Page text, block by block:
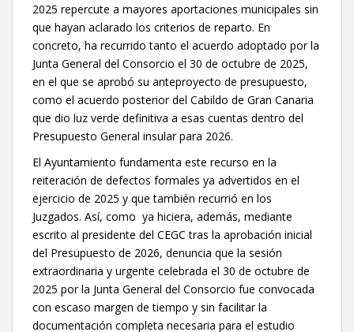
2025 repercute a mayores aportaciones municipales sin
que hayan aclarado los criterios de reparto. En
concreto, ha recurrido tanto el acuerdo adoptado por la
Junta General del Consorcio el 30 de octubre de 2025,
en el que se aprobó su anteproyecto de presupuesto,
como el acuerdo posterior del Cabildo de Gran Canaria
que dio luz verde definitiva a esas cuentas dentro del
Presupuesto General insular para 2026.
El Ayuntamiento fundamenta este recurso en la
reiteración de defectos formales ya advertidos en el
ejercicio de 2025 y que también recurrió en los
Juzgados. Así, como ya hiciera, además, mediante
escrito al presidente del CEGC tras la aprobación inicial
del Presupuesto de 2026, denuncia que la sesión
extraordinaria y urgente celebrada el 30 de octubre de
2025 por la Junta General del Consorcio fue convocada
con escaso margen de tiempo y sin facilitar la
documentación completa necesaria para el estudio